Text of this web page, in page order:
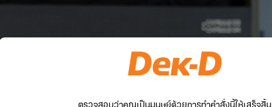
ตรวจสอบว่าคุณเป็นมนุษย์ด้วยการทำคำสั่งนี้ให้เสร็จสิ้น